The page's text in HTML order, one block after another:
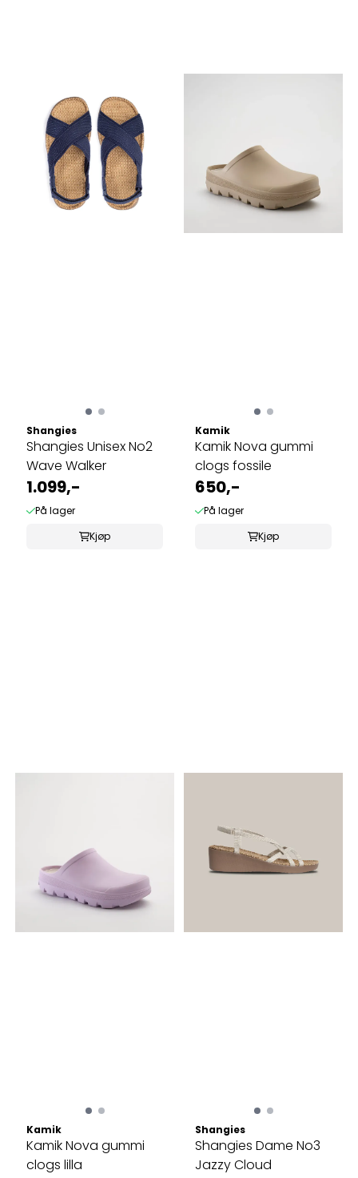
Shangies
Shangies Unisex No2
Wave Walker
1.099,-
På lager
Kjøp
Kamik
Kamik Nova gummi
clogs fossile
650,-
På lager
Kjøp
Kamik
Kamik Nova gummi
clogs lilla
Shangies
Shangies Dame No3
Jazzy Cloud